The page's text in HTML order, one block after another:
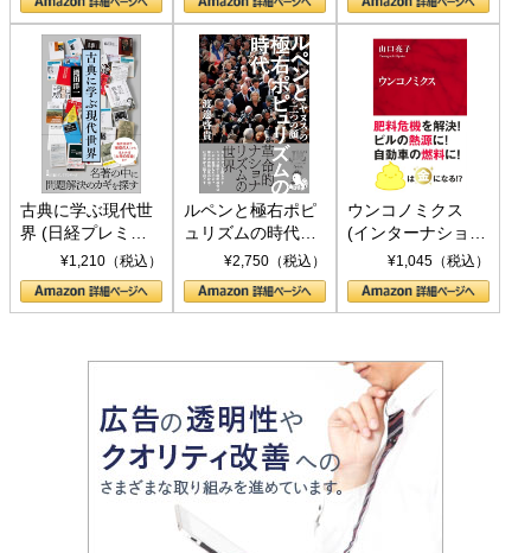
書)
古典に学ぶ現代世
界 (日経プレミア
シリーズ)¥1,210（税込）
ルペンと極右ポピ
ュリズムの時代：
〈ヤヌス〉の二つ
の顔
¥2,750（税込）
ウンコノミクス
(インターナショナ
ル新書)¥1,045（税込）